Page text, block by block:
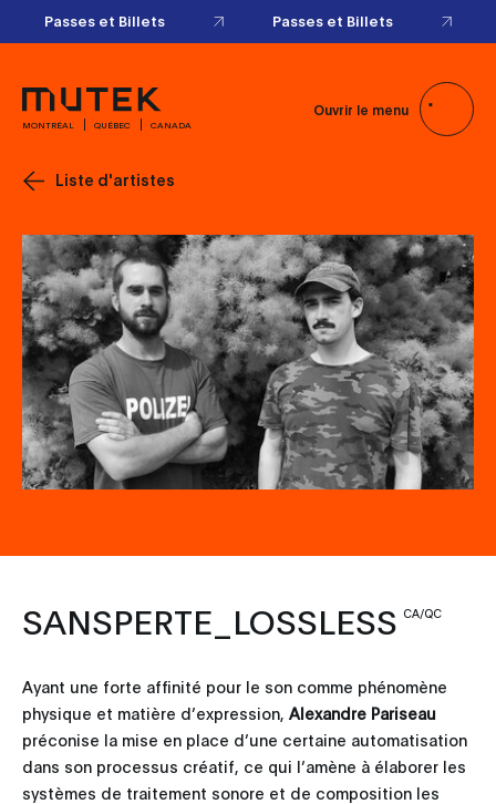
Passes et Billets Passes et Billets
MONTRÉAL QUÉBEC CANADA
Ouvrir le menu
Liste d'artistes
SANSPERTE_LOSSLESS CA/QC
Ayant une forte affinité pour le son comme phénomène
physique et matière d’expression, Alexandre Pariseau
préconise la mise en place d’une certaine automatisation
dans son processus créatif, ce qui l’amène à élaborer les
systèmes de traitement sonore et de composition les